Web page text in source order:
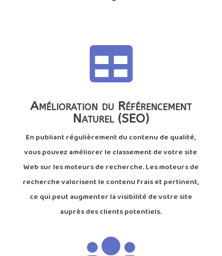

Amélioration du Référencement
Naturel (SEO)
En publiant régulièrement du contenu de qualité,
vous pouvez améliorer le classement de votre site
Web sur les moteurs de recherche. Les moteurs de
recherche valorisent le contenu frais et pertinent,
ce qui peut augmenter la visibilité de votre site
auprès des clients potentiels.